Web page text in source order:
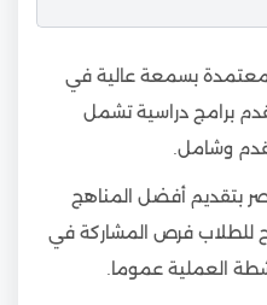
بسمعة عالية في
برامج دراسية تشمل
وشامل.
بتقديم أفضل المناهج
للطلاب فرص المشاركة في
العملية عموما.